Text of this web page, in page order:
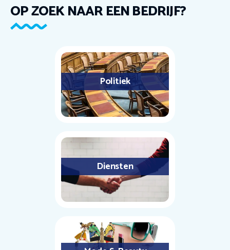
OP ZOEK NAAR EEN BEDRIJF?
Politiek
Diensten